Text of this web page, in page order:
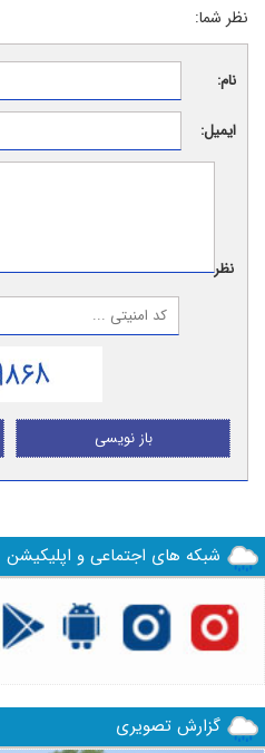
نظر شما:
نام:
ایمیل:
نظر:
باز نویسی
شبکه های اجتماعی و اپلیکیشن
گزارش تصویری